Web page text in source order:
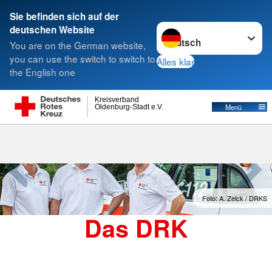
Sie befinden sich auf der
deutschen Website
You are on the German website,
you can use the switch to switch to
the English one
Sprache wechseln zu
Alles klar
Oldenburg-Stadt e.V.
Kreisverband
Menü
Suche
Foto: A. Zelck / DRKS
Das DRK